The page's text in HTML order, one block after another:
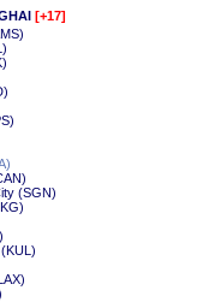
[+17]
(SGN)